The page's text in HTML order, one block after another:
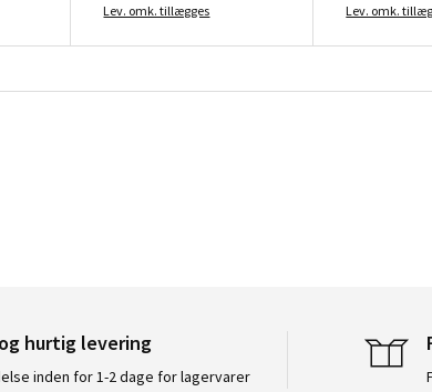
Lev. omk. tillægges Lev. omk.
hurtig levering
inden for 1-2 dage for lagervarer